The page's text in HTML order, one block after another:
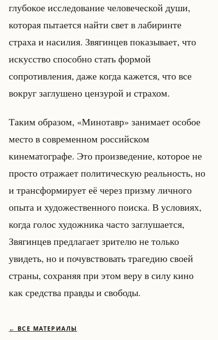
глубокое исследование человеческой души,
которая пытается найти свет в лабиринте
страха и насилия. Звягинцев показывает, что
искусство способно стать формой
сопротивления, даже когда кажется, что все
вокруг заглушено цензурой и страхом.
Таким образом, «Минотавр» занимает особое
место в современном российском
кинематографе. Это произведение, которое не
просто отражает политическую реальность, но
и трансформирует её через призму личного
опыта и художественного поиска. В условиях,
когда голос художника часто заглушается,
Звягинцев предлагает зрителю не только
увидеть, но и почувствовать трагедию своей
страны, сохраняя при этом веру в силу кино
как средства правды и свободы.
← ВСЕ МАТЕРИАЛЫ